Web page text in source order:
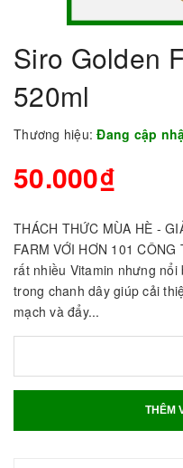
Siro Golden
520ml
Thương hiệu: Đang cập
50.000₫
THÁCH THỨC MÙA HÈ -
FARM VỚI HƠN 101
rất nhiều Vitamin nhưng nổi
trong chanh dây giúp cải
mạch và đẩy...
THÊM